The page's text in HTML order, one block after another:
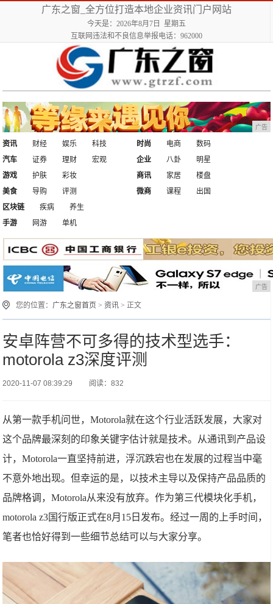
广东之窗_全方位打造本地企业资讯门户网站
今天是：2026年8月7日 星期五
互联网违法和不良信息举报电话：962000
广告
资讯 财经 娱乐
科技
汽车
证券 理财 宏观
时尚 电商
数码
企业
八卦
明星
游戏
护肤
彩妆
美食
导购 评测
商讯 家居
楼盘
微商
课程
出国
区块链
疾病
养生
手游
网游 单机
广告
您的位置： 广东之窗首页 >资讯 > 正文
安卓阵营不可多得的技术型选手：
motorola z3深度评测
2020-11-07 08:39:29 阅读：832
从第一款手机问世，Motorola就在这个行业活跃发展，大家对
这个品牌最深刻的印象关键字估计就是技术。从通讯到产品设
计，Motorola一直坚持前进，浮沉跌宕也在发展的过程当中毫
不意外地出现。但幸运的是，以技术主导以及保持产品品质的
品牌格调，Motorola从来没有放弃。作为第三代模块化手机，
motorola z3国行版正式在8月15日发布。经过一周的上手时间，
笔者也恰好得到一些细节总结可以与大家分享。